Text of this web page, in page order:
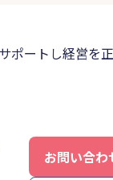
ポートし経営を
ています。
確な経営実績をご
お問い合わ